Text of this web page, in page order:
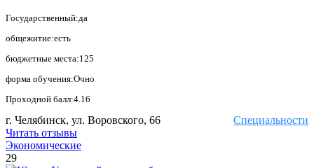
Государственный:да
общежитие:есть
бюджетные места:125
форма обучения:Очно
Проходной балл:4.16
Специальности
г. Челябинск, ул. Воровского, 66
Читать отзывы
Экономические
29